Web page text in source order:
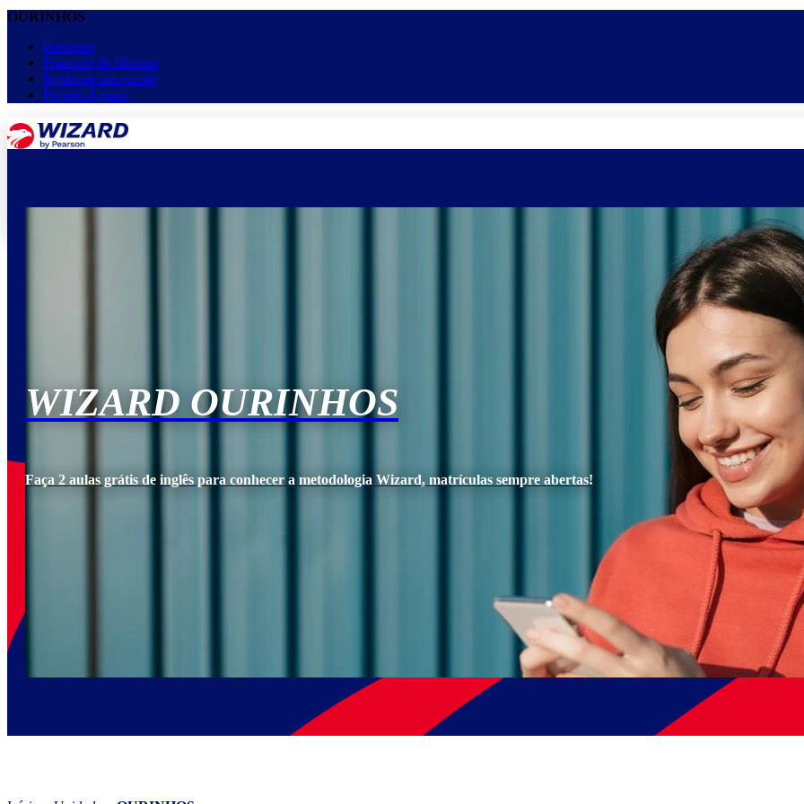
OURINHOS
Parcerias
Franquia de Idiomas
Inglês na sua escola
Projeto Águias
Equipe
WIZARD OURINHOS
Faça 2 aulas grátis de inglês para conhecer a metodologia Wizard, matrículas sempre abertas!